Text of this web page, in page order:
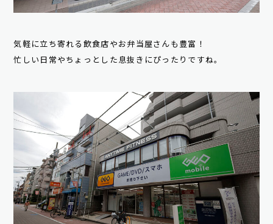
気軽に立ち寄れる飲食店やお弁当屋さんも豊富！
忙しい日常やちょっとした息抜きにぴったりですね。